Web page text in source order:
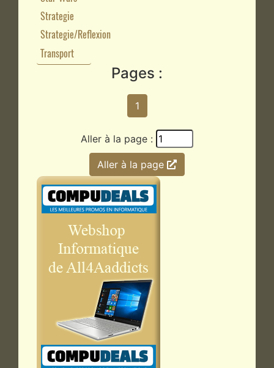
Strategie
Strategie/Reflexion
Transport
Pages :
1
Aller à la page :
Aller à la page